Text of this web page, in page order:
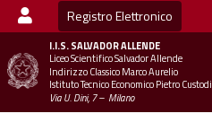
Registro Elettronico
I.I.S.SALVADOR ALLENDE
Liceo Scientifico Salvador Allende
Indirizzo Classico Marco Aurelio
Istituto Tecnico Economico Pietro Custodi
Via U. Dini, 7 – Milano